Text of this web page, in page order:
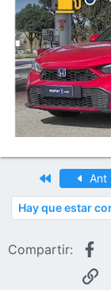
PrimeroAnt
Hay que estar
Compartir: